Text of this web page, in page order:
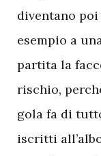
diventano
esempio a
partita la
rischio,
gola fa di
iscritti